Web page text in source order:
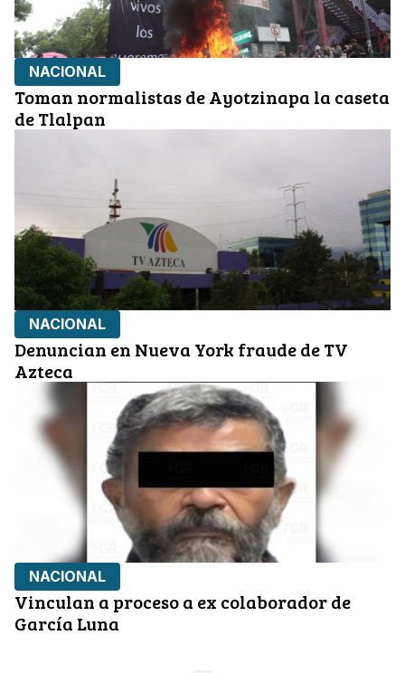
NACIONAL
Toman normalistas de Ayotzinapa la caseta
de Tlalpan
NACIONAL
Denuncian en Nueva York fraude de TV
Azteca
NACIONAL
Vinculan a proceso a ex colaborador de
García Luna